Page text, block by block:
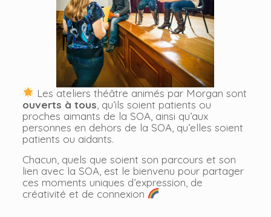
Les ateliers théâtre animés par Morgan sont
ouverts à tous , qu’ils soient patients ou
proches aimants de la SOA, ainsi qu’aux
personnes en dehors de la SOA, qu’elles soient
patients ou aidants.
Chacun, quels que soient son parcours et son
lien avec la SOA, est le bienvenu pour partager
ces moments uniques d’expression, de
créativité et de connexion